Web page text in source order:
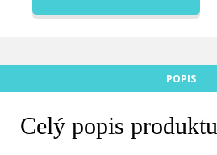
POPIS
Celý popis produktu